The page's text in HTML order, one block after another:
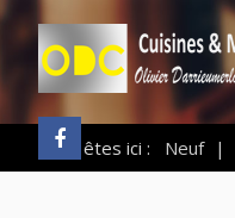
Vous êtes ici : Neuf |